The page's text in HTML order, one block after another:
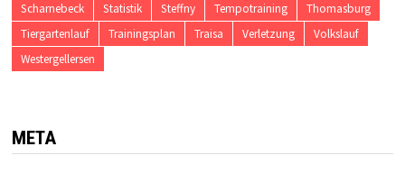
Scharnebeck
Statistik Steffny Tempotraining
Thomasburg
Tiergartenlauf
Trainingsplan Traisa Verletzung
Volkslauf
Westergellersen
META